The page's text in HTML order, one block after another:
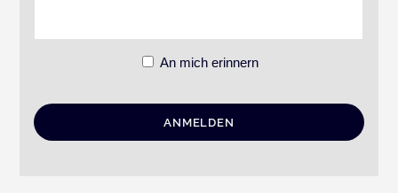
An mich erinnern